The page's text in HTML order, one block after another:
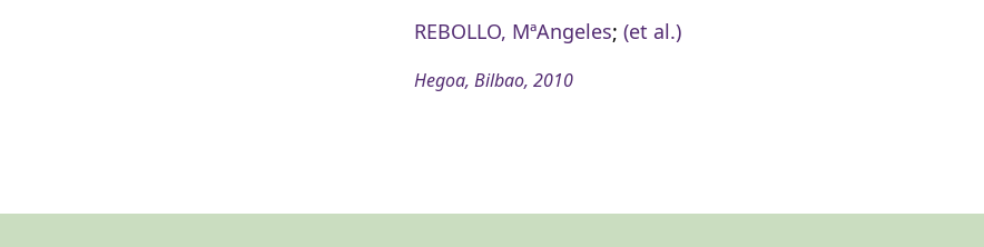
REBOLLO, MªAngeles; (et al.)
Hegoa, Bilbao, 2010